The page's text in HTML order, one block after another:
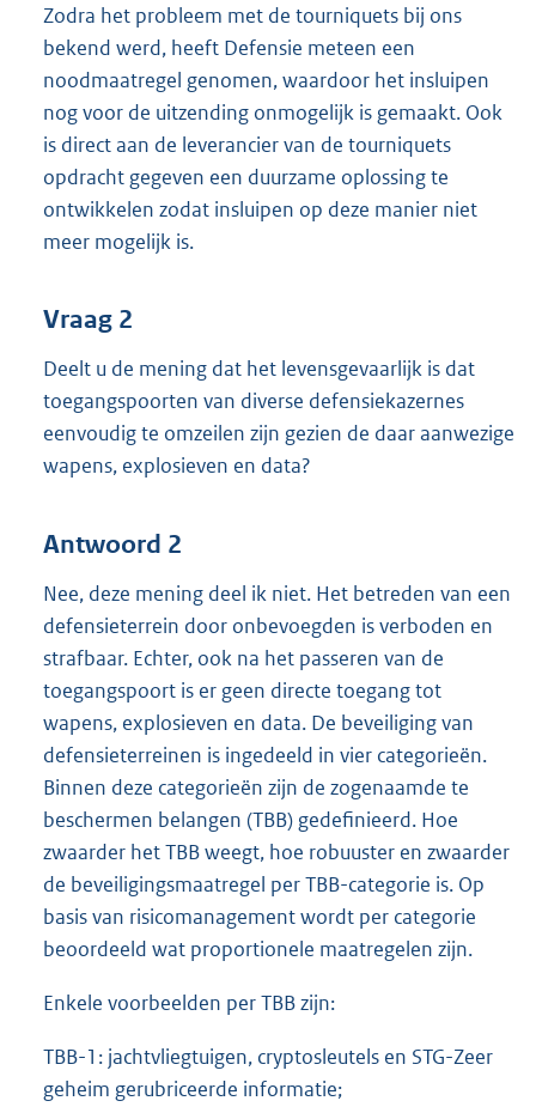
Zodra het probleem met de tourniquets bij ons
bekend werd, heeft Defensie meteen een
noodmaatregel genomen, waardoor het insluipen
nog voor de uitzending onmogelijk is gemaakt. Ook
is direct aan de leverancier van de tourniquets
opdracht gegeven een duurzame oplossing te
ontwikkelen zodat insluipen op deze manier niet
meer mogelijk is.
Vraag 2
Deelt u de mening dat het levensgevaarlijk is dat
toegangspoorten van diverse defensiekazernes
eenvoudig te omzeilen zijn gezien de daar aanwezige
wapens, explosieven en data?
Antwoord 2
Nee, deze mening deel ik niet. Het betreden van een
defensieterrein door onbevoegden is verboden en
strafbaar. Echter, ook na het passeren van de
toegangspoort is er geen directe toegang tot
wapens, explosieven en data. De beveiliging van
defensieterreinen is ingedeeld in vier categorieën.
Binnen deze categorieën zijn de zogenaamde te
beschermen belangen (TBB) gedefinieerd. Hoe
zwaarder het TBB weegt, hoe robuuster en zwaarder
de beveiligingsmaatregel per TBB-categorie is. Op
basis van risicomanagement wordt per categorie
beoordeeld wat proportionele maatregelen zijn.
Enkele voorbeelden per TBB zijn:
TBB-1: jachtvliegtuigen, cryptosleutels en STG-Zeer
geheim gerubriceerde informatie;